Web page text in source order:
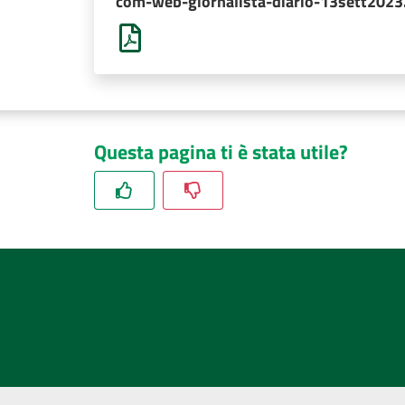
Questa pagina ti è stata utile?